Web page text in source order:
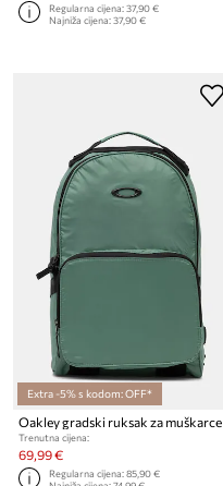
Regularna cijena:37,90 €
Najniža cijena:37,90 €
Extra -5% s kodom: OFF*
Oakley gradski ruksak za muškarce
Trenutna cijena:
69,99 €
Regularna cijena:85,90 €